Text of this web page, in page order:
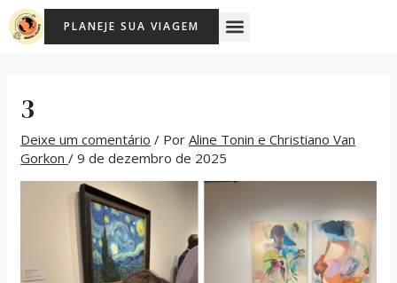
para
PLANEJE SUA VIAGEM Menu
3
Deixe um comentário / PorAline Tonin e Christiano Van
Gorkon/9 de dezembro de 2025
Post
navigation